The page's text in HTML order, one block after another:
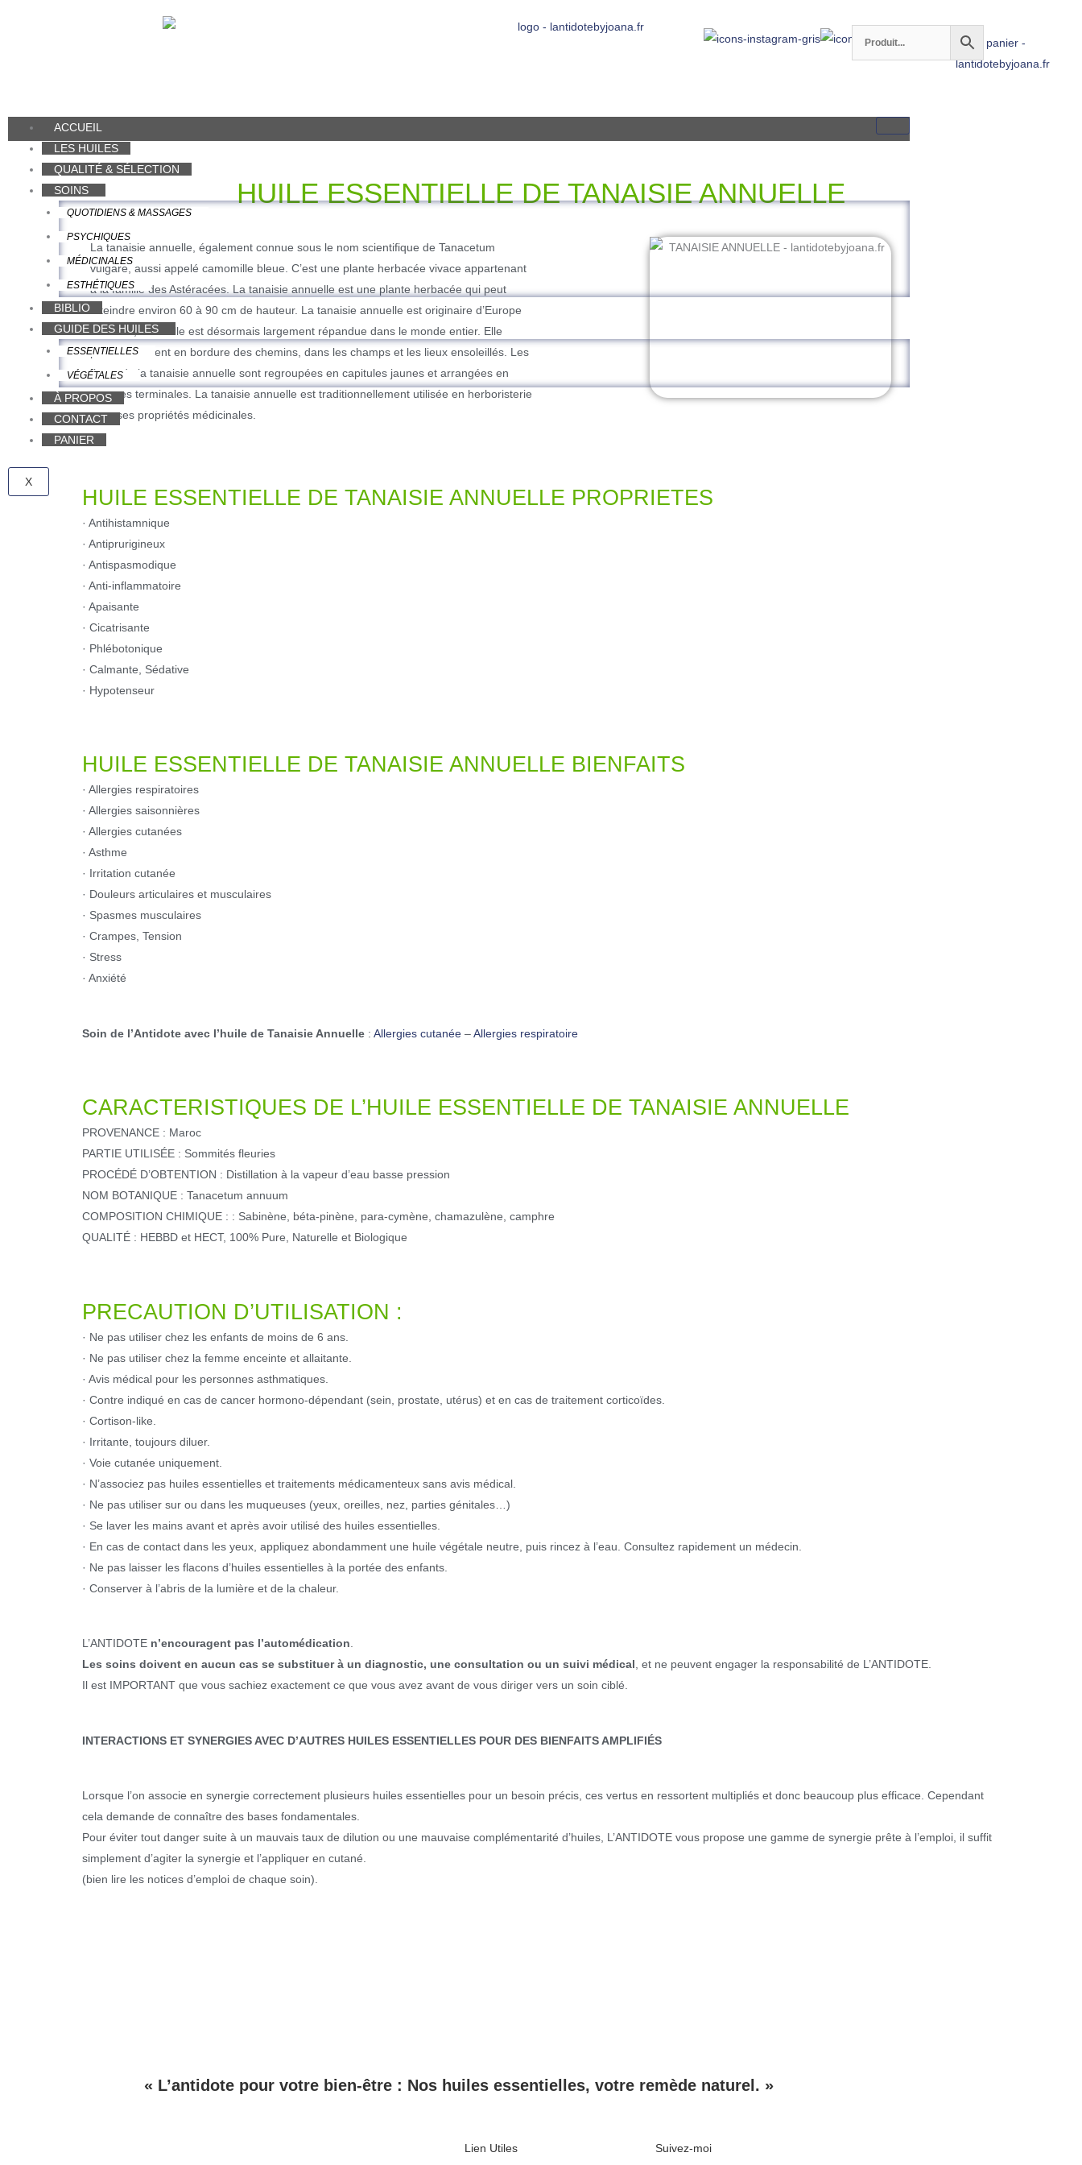
ACCUEIL
LES HUILES
QUALITÉ & SÉLECTION
SOINS
QUOTIDIENS & MASSAGES
PSYCHIQUES
MÉDICINALES
ESTHÉTIQUES
BIBLIO
GUIDE DES HUILES
ESSENTIELLES
VÉGÉTALES
À PROPOS
CONTACT
PANIER
X
HUILE ESSENTIELLE DE TANAISIE ANNUELLE
La tanaisie annuelle, également connue sous le nom scientifique de Tanacetum
vulgare, aussi appelé camomille bleue. C’est une plante herbacée vivace appartenant
à la famille des Astéracées. La tanaisie annuelle est une plante herbacée qui peut
atteindre environ 60 à 90 cm de hauteur. La tanaisie annuelle est originaire d’Europe
et d’Asie, mais elle est désormais largement répandue dans le monde entier. Elle
pousse souvent en bordure des chemins, dans les champs et les lieux ensoleillés. Les
fleurs de la tanaisie annuelle sont regroupées en capitules jaunes et arrangées en
grappes terminales. La tanaisie annuelle est traditionnellement utilisée en herboristerie
pour ses propriétés médicinales.
HUILE ESSENTIELLE DE TANAISIE ANNUELLE PROPRIETES
· Antihistamnique
· Antiprurigineux
· Antispasmodique
· Anti-inflammatoire
· Apaisante
· Cicatrisante
· Phlébotonique
· Calmante, Sédative
· Hypotenseur
HUILE ESSENTIELLE DE TANAISIE ANNUELLE BIENFAITS
· Allergies respiratoires
· Allergies saisonnières
· Allergies cutanées
· Asthme
· Irritation cutanée
· Douleurs articulaires et musculaires
· Spasmes musculaires
· Crampes, Tension
· Stress
· Anxiété
Soin de l’Antidote avec l’huile de Tanaisie Annuelle : Allergies cutanée –Allergies respiratoire
CARACTERISTIQUES DE L’HUILE ESSENTIELLE DE TANAISIE ANNUELLE
PROVENANCE : Maroc
PARTIE UTILISÉE : Sommités fleuries
PROCÉDÉ D’OBTENTION : Distillation à la vapeur d’eau basse pression
NOM BOTANIQUE : Tanacetum annuum
COMPOSITION CHIMIQUE : : Sabinène, béta-pinène, para-cymène, chamazulène, camphre
QUALITÉ : HEBBD et HECT, 100% Pure, Naturelle et Biologique
PRECAUTION D’UTILISATION :
· Ne pas utiliser chez les enfants de moins de 6 ans.
· Ne pas utiliser chez la femme enceinte et allaitante.
· Avis médical pour les personnes asthmatiques.
· Contre indiqué en cas de cancer hormono-dépendant (sein, prostate, utérus) et en cas de traitement corticoïdes.
· Cortison-like.
· Irritante, toujours diluer.
· Voie cutanée uniquement.
· N’associez pas huiles essentielles et traitements médicamenteux sans avis médical.
· Ne pas utiliser sur ou dans les muqueuses (yeux, oreilles, nez, parties génitales…)
· Se laver les mains avant et après avoir utilisé des huiles essentielles.
· En cas de contact dans les yeux, appliquez abondamment une huile végétale neutre, puis rincez à l’eau. Consultez rapidement un médecin.
· Ne pas laisser les flacons d’huiles essentielles à la portée des enfants.
· Conserver à l’abris de la lumière et de la chaleur.
L’ANTIDOTE n’encouragent pas l’automédication.
Les soins doivent en aucun cas se substituer à un diagnostic, une consultation ou un suivi médical, et ne peuvent engager la responsabilité de L’ANTIDOTE.
Il est IMPORTANT que vous sachiez exactement ce que vous avez avant de vous diriger vers un soin ciblé.
INTERACTIONS ET SYNERGIES AVEC D’AUTRES HUILES ESSENTIELLES POUR DES BIENFAITS AMPLIFIÉS
Lorsque l’on associe en synergie correctement plusieurs huiles essentielles pour un besoin précis, ces vertus en ressortent multipliés et donc beaucoup plus efficace. Cependant
cela demande de connaître des bases fondamentales.
Pour éviter tout danger suite à un mauvais taux de dilution ou une mauvaise complémentarité d’huiles, L’ANTIDOTE vous propose une gamme de synergie prête à l’emploi, il suffit
simplement d’agiter la synergie et l’appliquer en cutané.
(bien lire les notices d’emploi de chaque soin).
« L’antidote pour votre bien-être : Nos huiles essentielles, votre remède naturel. »
Lien Utiles Suivez-moi